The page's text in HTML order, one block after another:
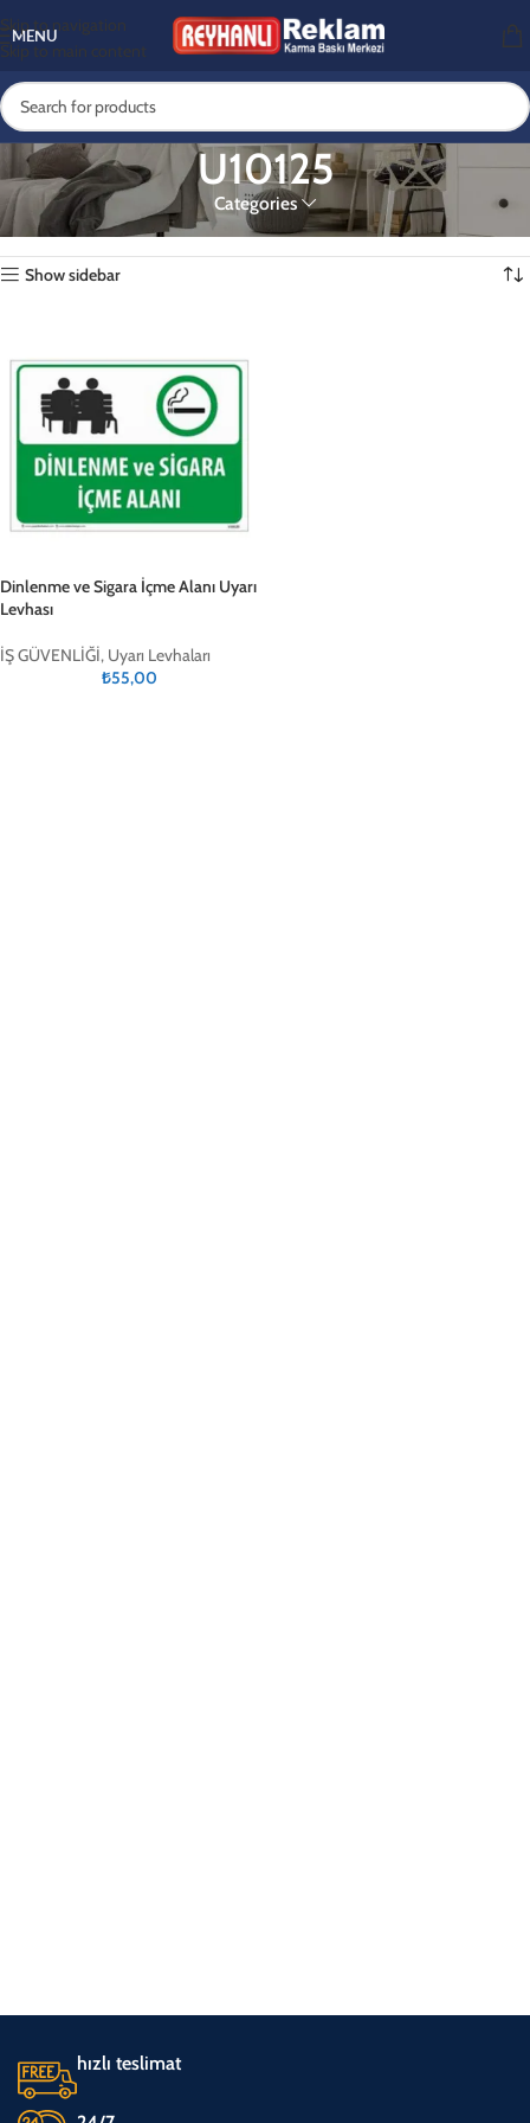
Skip to navigation
Skip to main content
MENU
U10125
Categories
Ana Sayfa Ürünler “U10125” olarak etiketlendi Tek bir sonuç gösteriliyor
Show sidebar
Dinlenme ve Sigara İçme Alanı Uyarı
Levhası
İŞ GÜVENLİĞİ, Uyarı Levhaları
₺55,00
hızlı teslimat